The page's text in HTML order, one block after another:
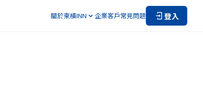
關於東橫INN 企業客戶常見問題 登入